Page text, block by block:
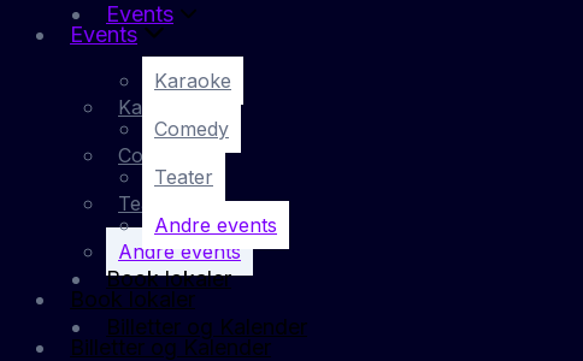
Events
Karaoke
Comedy
Teater
Andre events
Book lokaler
Billetter og Kalender
Events
Karaoke
Comedy
Teater
Andre events
Book lokaler
Billetter og Kalender